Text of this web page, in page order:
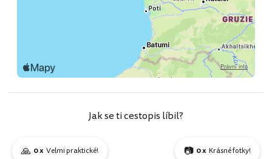
Jak se ti cestopis líbil?
🙏 0 x Velmi praktické! 📷 0 x Krásné fotky!